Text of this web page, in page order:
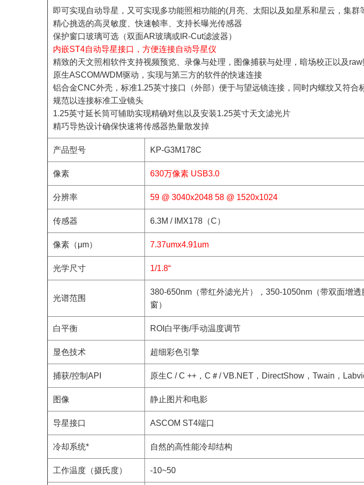
即可实现自动导星，又可实现多功能照相功能的(月亮、太阳以及如星系和星云，集群
精心挑选的高灵敏度、快速帧率、支持长曝光传感器
保护窗口玻璃可选（双面AR玻璃或IR-Cut滤波器）
内嵌ST4自动导星接口，方便连接自动导星仪
精致的天文照相软件支持视频预览、录像与处理，图像捕获与处理，暗场校正以及raw
原生ASCOM/WDM驱动，实现与第三方的软件的快速连接
铝合金CNC外壳，标准1.25英寸接口（外部）便于与望远镜连接，同时内螺纹又符合
规范以连接标准工业镜头
1.25英寸延长筒可辅助实现精确对焦以及安装1.25英寸天文滤光片
精巧导热设计确保快速将传感器热量散发掉
产品型号 KP-G3M178C
像素 630万像素 USB3.0
分辨率 59 @ 3040x2048 58 @ 1520x1024
传感器 6.3M / IMX178（C）
像素（μm） 7.37umx4.91um
光学尺寸 1/1.8“
光谱范围
380-650nm（带红外滤光片），350-1050nm（带双面增透
窗）
白平衡 ROI白平衡/手动温度调节
显色技术 超细彩色引擎
捕获/控制API 原生C / C ++，C＃/ VB.NET，DirectShow，Twain，
图像 静止图片和电影
导星接口 ASCOM ST4端口
冷却系统* 自然的高性能冷却结构
工作温度（摄氏度） -10~50